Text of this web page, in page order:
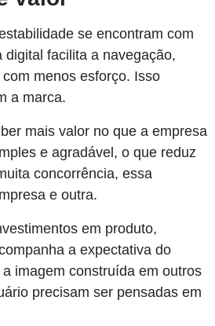
se encontram com
facilita a navegação,
menos esforço. Isso
a marca.
mais valor no que a empresa
e agradável, o que reduz
concorrência, essa
e outra.
em produto,
a expectativa do
imagem construída em outros
precisam ser pensadas em